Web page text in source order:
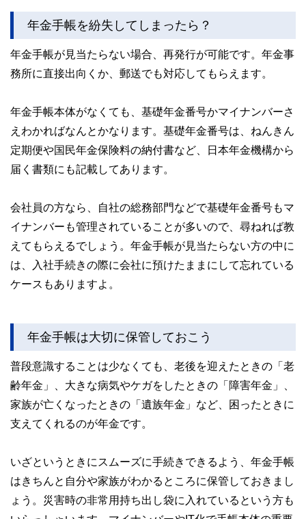
年金手帳を紛失してしまったら？
年金手帳が見当たらない場合、再発行が可能です。年金事
務所に直接出向くか、郵送でも対応してもらえます。
年金手帳本体がなくても、基礎年金番号かマイナンバーさ
えわかればなんとかなります。基礎年金番号は、ねんきん
定期便や国民年金保険料の納付書など、日本年金機構から
届く書類にも記載してあります。
会社員の方なら、自社の総務部門などで基礎年金番号もマ
イナンバーも管理されていることが多いので、尋ねれば教
えてもらえるでしょう。年金手帳が見当たらない方の中に
は、入社手続きの際に会社に預けたままにして忘れている
ケースもありますよ。
年金手帳は大切に保管しておこう
普段意識することは少なくても、老後を迎えたときの「老
齢年金」、大きな病気やケガをしたときの「障害年金」、
家族が亡くなったときの「遺族年金」など、困ったときに
支えてくれるのが年金です。
いざというときにスムーズに手続きできるよう、年金手帳
はきちんと自分や家族がわかるところに保管しておきまし
ょう。災害時の非常用持ち出し袋に入れているという方も